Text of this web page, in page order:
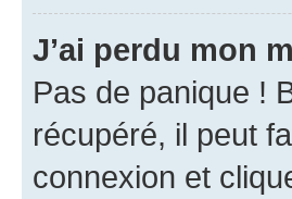
J’ai perdu mon
Pas de panique !
récupéré, il peut
connexion et